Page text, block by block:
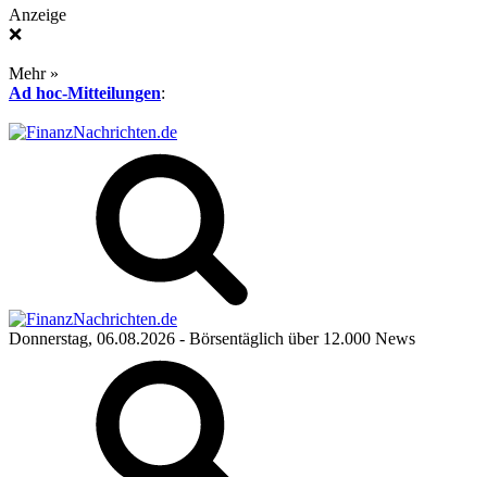
Anzeige
❌
Mehr »
Ad hoc-Mitteilungen:
Donnerstag, 06.08.2026 - Börsentäglich über 12.000 News